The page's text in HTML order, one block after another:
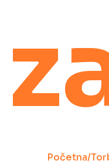
Početna/